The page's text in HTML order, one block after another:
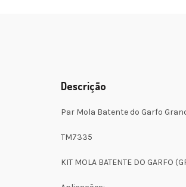
Descrição
Par Mola Batente do Garfo
TM7335
KIT MOLA BATENTE DO GARFO